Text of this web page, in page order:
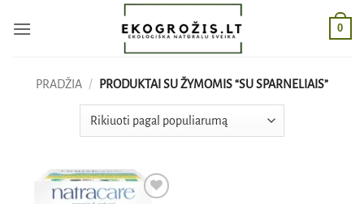
0
PRADŽIA / PRODUKTAI SU ŽYMOMIS “SU SPARNELIAIS”